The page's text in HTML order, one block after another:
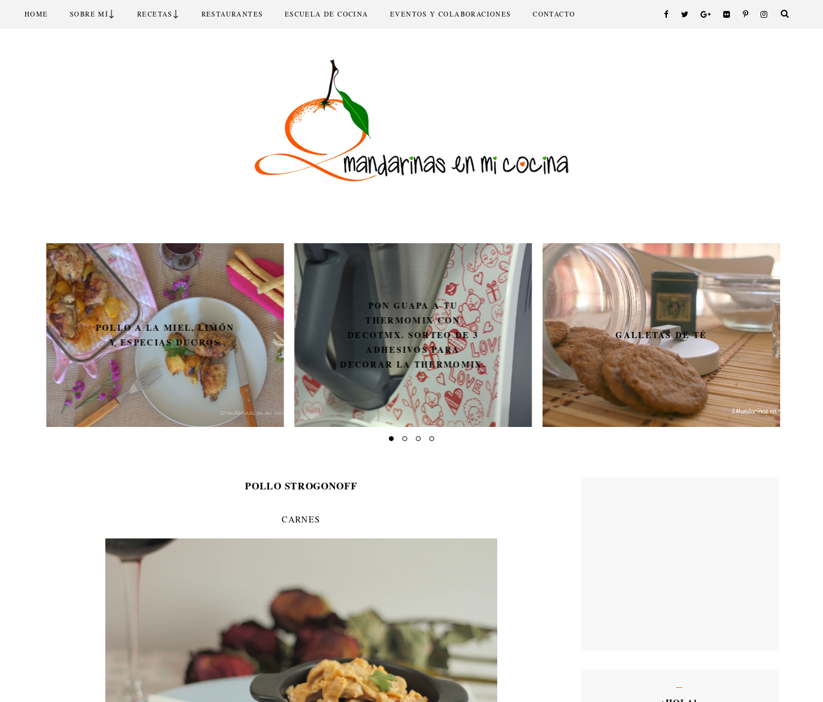
HOME SOBRE MÍ↓ RECETAS ↓ RESTAURANTES ESCUELA DE COCINA EVENTOS Y COLABORACIONES CONTACTO
POLLO A LA MIEL, LIMÓN
Y ESPECIAS DUCROS
PON GUAPA A TU
THERMOMIX CON
DECOTMX. SORTEO DE 3
ADHESIVOS PARA
DECORAR LA THERMOMIX.
GALLETAS DE TÉ
POLLO STROGONOFF
CARNES